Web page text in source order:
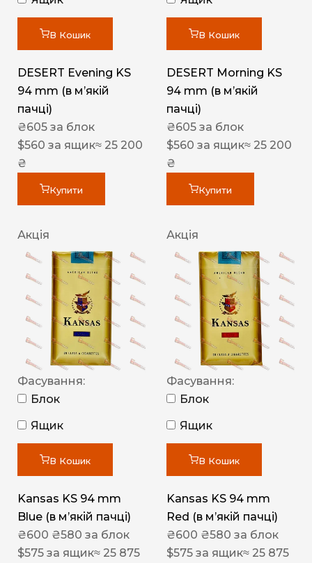
В Кошик
DESERT Evening KS
94 mm (в мʼякій
пачці)
₴605 за блок
$560 за ящик≈ 25 200
₴
Купити
В Кошик
DESERT Morning KS
94 mm (в мʼякій
пачці)
₴605 за блок
$560 за ящик≈ 25 200
₴
Купити
Акція
Фасування:
Блок
Ящик
В Кошик
Kansas KS 94 mm
Blue (в мʼякій пачці)
₴600 ₴580 за блок
$575 за ящик≈ 25 875
Акція
Фасування:
Блок
Ящик
В Кошик
Kansas KS 94 mm
Red (в мʼякій пачці)
₴600 ₴580 за блок
$575 за ящик≈ 25 875